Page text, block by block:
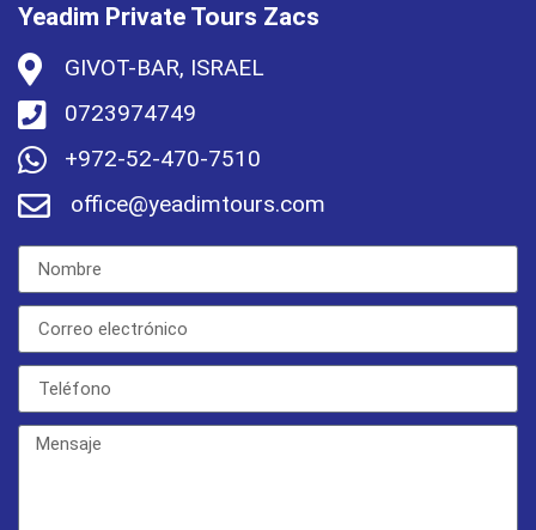
Yeadim Private Tours Zacs
GIVOT-BAR, ISRAEL
0723974749
+972-52-470-7510
office@yeadimtours.com